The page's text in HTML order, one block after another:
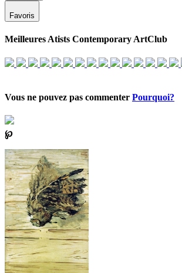
Favoris
Meilleures Atists Contemporary ArtClub
Vous ne pouvez pas commenter Pourquoi?
℘